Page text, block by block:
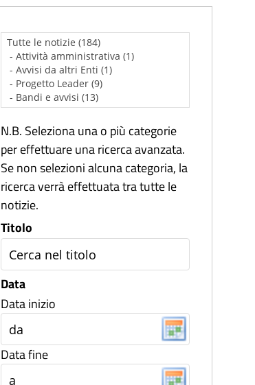
N.B. Seleziona una o più categorie
per effettuare una ricerca avanzata.
Se non selezioni alcuna categoria, la
ricerca verrà effettuata tra tutte le
notizie.
Titolo
Data
Data inizio
Data fine